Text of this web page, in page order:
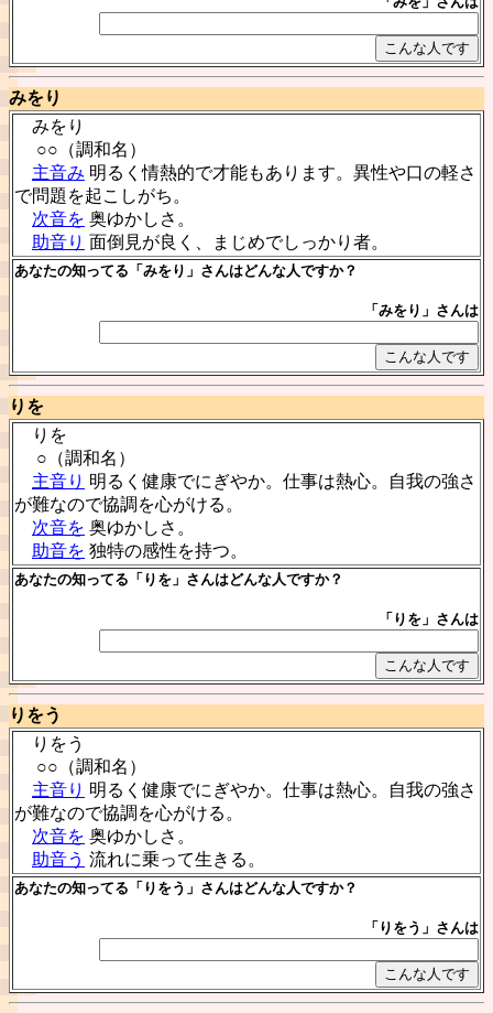
みをり
みをり
○○（調和名）
主音み 明るく情熱的で才能もあります。異性や口の軽さ
で問題を起こしがち。
次音を 奥ゆかしさ。
助音り 面倒見が良く、まじめでしっかり者。
あなたの知ってる「みをり」さんはどんな人ですか？
「みをり」さんは
りを
りを
○（調和名）
主音り 明るく健康でにぎやか。仕事は熱心。自我の強さ
が難なので協調を心がける。
次音を 奥ゆかしさ。
助音を 独特の感性を持つ。
あなたの知ってる「りを」さんはどんな人ですか？
「りを」さんは
りをう
りをう
○○（調和名）
主音り 明るく健康でにぎやか。仕事は熱心。自我の強さ
が難なので協調を心がける。
次音を 奥ゆかしさ。
助音う 流れに乗って生きる。
あなたの知ってる「りをう」さんはどんな人ですか？
「りをう」さんは